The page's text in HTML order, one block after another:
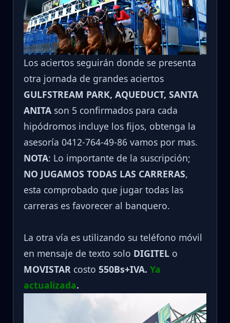
Los aciertos seguirán donde se presenta
otra jornada de grandes aciertos
GULFSTREAM PARK, AQUEDUCT, SANTA
ANITA son 5 confirmados para cada
hipódromos incluye los fijos, obtenga la
asesoría 0412-764-49-86 vamos por mas.
NOTA: Lo importante de la suscripción;
NO JUGAMOS TODAS LAS CARRERAS,
esta comprobado que jugar todas las
carreras es favorecer al banquero.
La otra vía es utilizando su teléfono móvil
en mensaje de texto solo DIGITEL o
MOVISTAR costo 550Bs+IVA. Ya
actualizada.